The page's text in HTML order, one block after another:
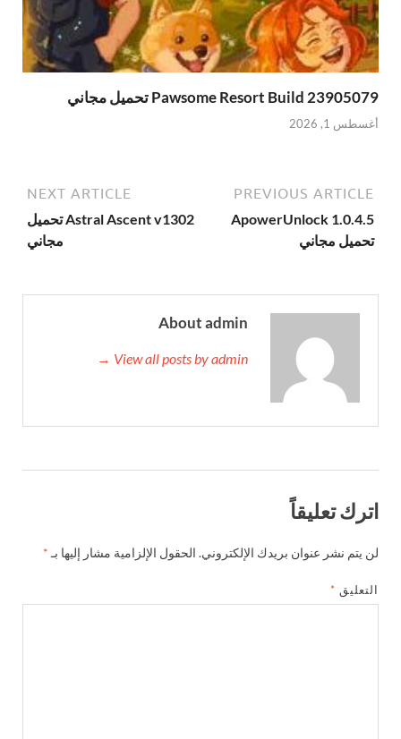
Pawsome Resort Build 23905079 تحميل مجاني
أغسطس 1, 2026
PREVIOUS ARTICLE
ApowerUnlock 1.0.4.5
تحميل مجاني
NEXT ARTICLE
Astral Ascent v1302 تحميل
مجاني
About admin
View all posts by admin →
اترك تعليقاً
لن يتم نشر عنوان بريدك الإلكتروني. الحقول الإلزامية مشار إليها بـ *
التعليق *